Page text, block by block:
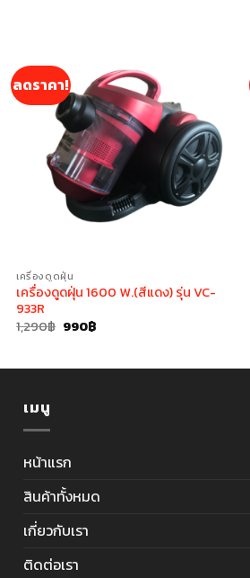
ลดราคา!
เครื่องดูดฝุ่น
เครื่องดูดฝุ่น 1600 W.(สีแดง) รุ่น VC-
933R
1,290฿ Original
price
1,290฿.
990฿Current
990฿.
เมนู
หน้าแรก
สินค้าทั้งหมด
เกี่ยวกับเรา
ติดต่อเรา